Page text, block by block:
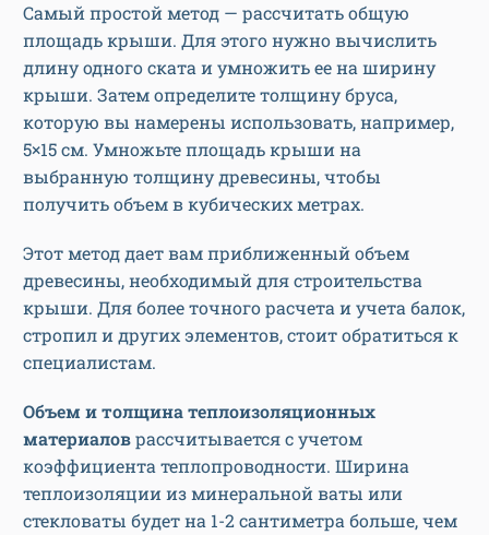
Самый простой метод — рассчитать общую
площадь крыши. Для этого нужно вычислить
длину одного ската и умножить ее на ширину
крыши. Затем определите толщину бруса,
которую вы намерены использовать, например,
5×15 см. Умножьте площадь крыши на
выбранную толщину древесины, чтобы
получить объем в кубических метрах.
Этот метод дает вам приближенный объем
древесины, необходимый для строительства
крыши. Для более точного расчета и учета балок,
стропил и других элементов, стоит обратиться к
специалистам.
Объем и толщина теплоизоляционных
материаловрассчитывается с учетом
коэффициента теплопроводности. Ширина
теплоизоляции из минеральной ваты или
стекловаты будет на 1-2 сантиметра больше, чем